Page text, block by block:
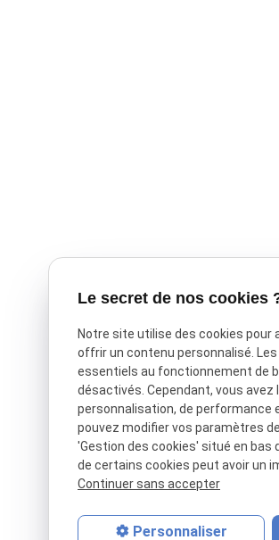
Le secret de nos cookies
Notre site utilise des cookies pour
offrir un contenu personnalisé.
essentiels au fonctionnement de
désactivés. Cependant, vous
personnalisation, de performance
pouvez modifier vos paramètres
'Gestion des cookies' situé en bas
de certains cookies peut avoir un
Continuer sans accepter
Personnaliser